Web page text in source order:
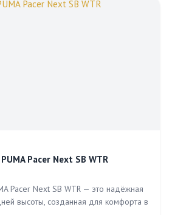
Pacer Next SB WTR
Pacer Next SB WTR — это надёжная
высоты, созданная для комфорта в